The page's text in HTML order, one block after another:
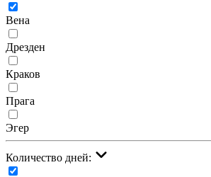
Вена
Дрезден
Краков
Прага
Эгер
Количество дней: